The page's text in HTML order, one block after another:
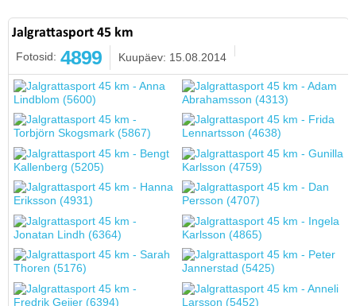
Jalgrattasport 45 km
Fotosid: 4899 Kuupäev: 15.08.2014